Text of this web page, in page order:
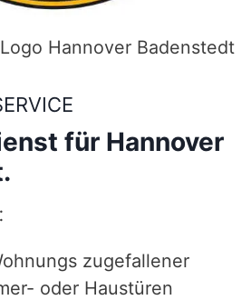
Hannover Badenstedt
für Hannover
zugefallener
oder Haustüren